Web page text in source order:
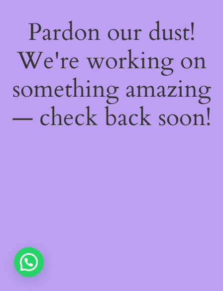
Pardon our dust!
We're working on
something amazing
— check back soon!